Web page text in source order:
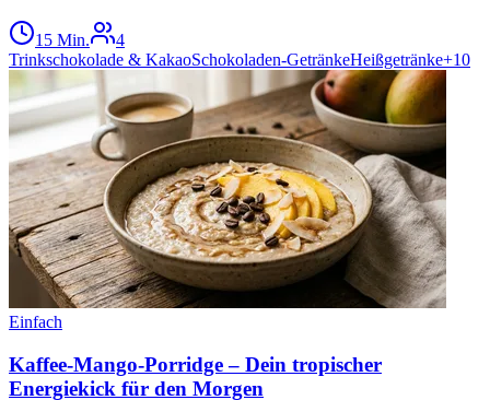
15 Min.
4
Trinkschokolade & KakaoSchokoladen-GetränkeHeißgetränke+10
Einfach
Kaffee-Mango-Porridge – Dein tropischer
Energiekick für den Morgen